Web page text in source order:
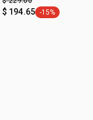
$ 194.65 etiqueta -15%
-15%